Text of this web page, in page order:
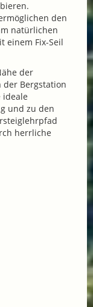
den
natürlichen
einem Fix-Seil
der
der Bergstation
ideale
und zu den
herrliche